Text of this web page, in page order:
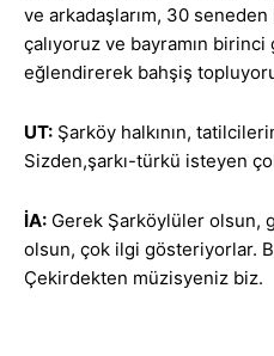
ve arkadaşlarım, 30
çalıyoruz ve bayramın
eğlendirerek bahşiş
UT: Şarköy halkının,
Sizden,şarkı-türkü isteyen
İA: Gerek Şarköylüler olsun,
olsun, çok ilgi gösteriyorlar.
Çekirdekten müzisyeniz biz.